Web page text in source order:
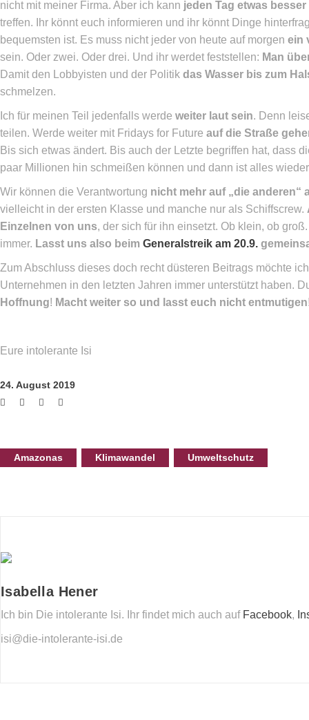
nicht mit meiner Firma. Aber ich kann jeden Tag etwas
treffen. Ihr könnt euch informieren und ihr könnt Dinge
bequemsten ist. Es muss nicht jeder von heute auf morgen ein
sein. Oder zwei. Oder drei. Und ihr werdet feststellen: Man
Damit den Lobbyisten und der Politik das Wasser bis zum
schmelzen.
Ich für meinen Teil jedenfalls werde weiter laut sein. Denn
teilen. Werde weiter mit Fridays for Future auf die Straße
Bis sich etwas ändert. Bis auch der Letzte begriffen hat, dass
paar Millionen hin schmeißen können und dann ist alles
Wir können die Verantwortung nicht mehr auf „die anderen“
vielleicht in der ersten Klasse und manche nur als Schiffscrew.
Einzelnen von uns, der sich für ihn einsetzt. Ob klein, ob
immer. Lasst uns also beim Generalstreik am 20.9.
Zum Abschluss dieses doch recht düsteren Beitrags möchte
Unternehmen in den letzten Jahren immer unterstützt haben.
Hoffnung! Macht weiter so und lasst euch nicht
Eure intolerante Isi
24. August 2019
Amazonas Klimawandel Umweltschutz
Isabella Hener
Ich bin Die intolerante Isi. Ihr findet mich auch auf Facebook,
isi@die-intolerante-isi.de